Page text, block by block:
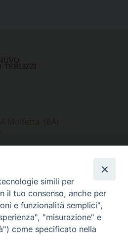
Molfetta (BA)
simili per
il tuo consenso, anche per
e funzionalità semplici",
"misurazione" e
come specificato nella